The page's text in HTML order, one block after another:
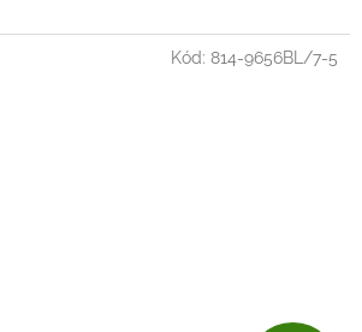
Kód: 814-9656BL/7-5